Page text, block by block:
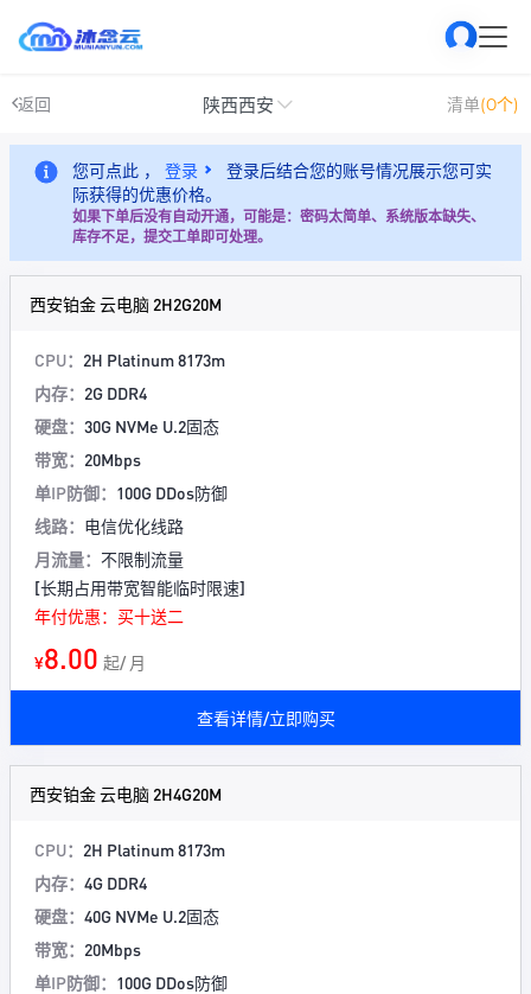
返回 陕西西安 清单(0个)
您可点此 ， 登录
登录后结合您的账号情况展示您可实
际获得的优惠价格。
如果下单后没有自动开通，可能是：密码太简单、系统版本缺失、
库存不足，提交工单即可处理。
西安铂金 云电脑 2H2G20M
CPU： 2H Platinum 8173m
内存： 2G DDR4
硬盘： 30G NVMe U.2固态
带宽： 20Mbps
单IP防御： 100G DDos防御
线路： 电信优化线路
月流量： 不限制流量
[长期占用带宽智能临时限速]
年付优惠：买十送二
¥8.00 起/ 月
查看详情/立即购买
西安铂金 云电脑 2H4G20M
CPU： 2H Platinum 8173m
内存： 4G DDR4
硬盘： 40G NVMe U.2固态
带宽： 20Mbps
单IP防御： 100G DDos防御